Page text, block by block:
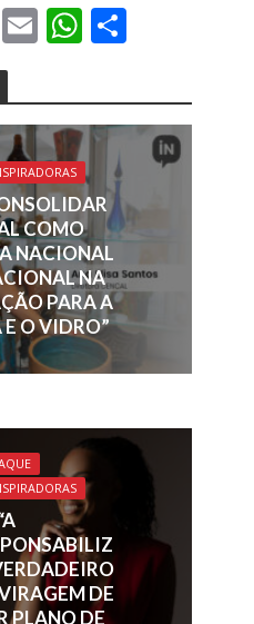
E
ai
l
W
at
s
A
p
p
S
ar
e
COMO
NACIONAL
NA
PARA A
O VIDRO”
DE
PLANO DE